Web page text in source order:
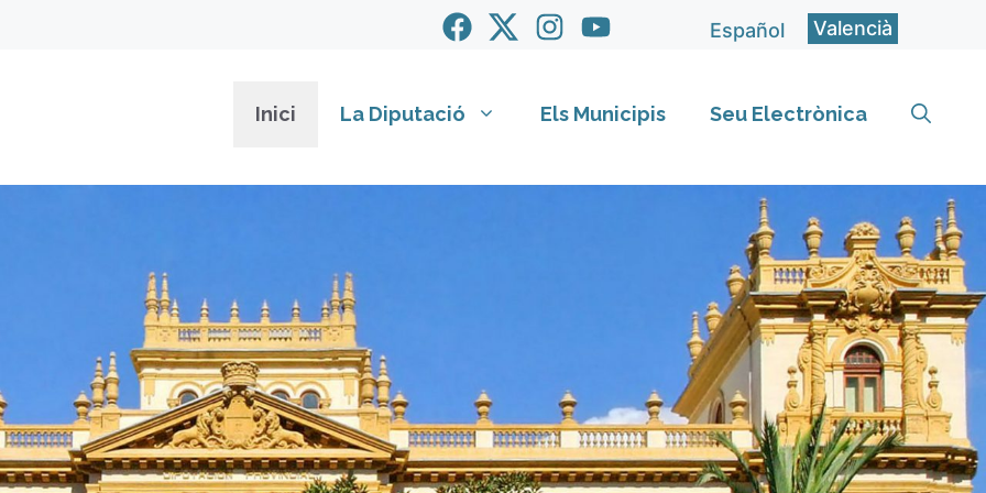
Español Valencià
Inici La Diputació Els Municipis Seu Electrònica